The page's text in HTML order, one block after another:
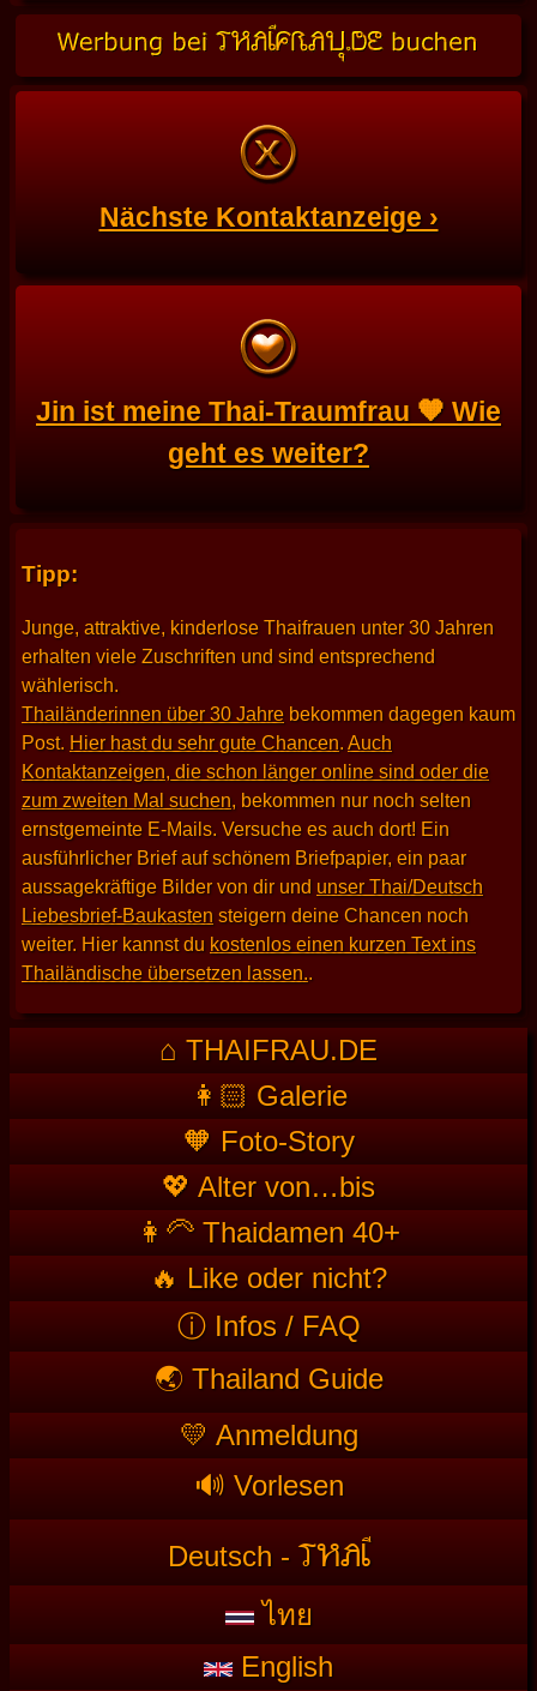
Nächste Kontaktanzeige ›
Jin ist meine Thai-Traumfrau 🧡 Wie
geht es weiter?
Tipp:
Junge, attraktive, kinderlose Thaifrauen unter 30 Jahren
erhalten viele Zuschriften und sind entsprechend
wählerisch.
Thailänderinnen über 30 Jahre bekommen dagegen kaum
Post. Hier hast du sehr gute Chancen. Auch
Kontaktanzeigen, die schon länger online sind oder die
zum zweiten Mal suchen, bekommen nur noch selten
ernstgemeinte E-Mails. Versuche es auch dort! Ein
ausführlicher Brief auf schönem Briefpapier, ein paar
aussagekräftige Bilder von dir und unser Thai/Deutsch
Liebesbrief-Baukasten steigern deine Chancen noch
weiter. Hier kannst du kostenlos einen kurzen Text ins
Thailändische übersetzen lassen..
⌂ THAIFRAU.DE
👩🏻 Galerie
🧡 Foto-Story
💖 Alter von…bis
👩‍🦳 Thaidamen 40+
🔥 Like oder nicht?
ⓘ Infos / FAQ
🌏 Thailand Guide
💛 Anmeldung
🔊 Vorlesen
Deutsch - THAI
ไทย
English